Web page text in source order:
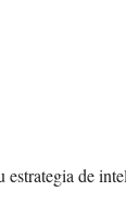
estrategia de